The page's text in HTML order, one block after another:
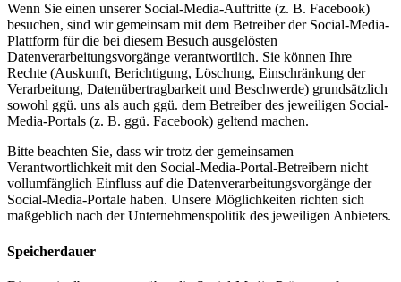
Wenn Sie einen unserer Social-Media-Auftritte (z. B. Facebook)
besuchen, sind wir gemeinsam mit dem Betreiber der Social-Media-
Plattform für die bei diesem Besuch ausgelösten
Datenverarbeitungsvorgänge verantwortlich. Sie können Ihre
Rechte (Auskunft, Berichtigung, Löschung, Einschränkung der
Verarbeitung, Datenübertragbarkeit und Beschwerde) grundsätzlich
sowohl ggü. uns als auch ggü. dem Betreiber des jeweiligen Social-
Media-Portals (z. B. ggü. Facebook) geltend machen.
Bitte beachten Sie, dass wir trotz der gemeinsamen
Verantwortlichkeit mit den Social-Media-Portal-Betreibern nicht
vollumfänglich Einfluss auf die Datenverarbeitungsvorgänge der
Social-Media-Portale haben. Unsere Möglichkeiten richten sich
maßgeblich nach der Unternehmenspolitik des jeweiligen Anbieters.
Speicherdauer